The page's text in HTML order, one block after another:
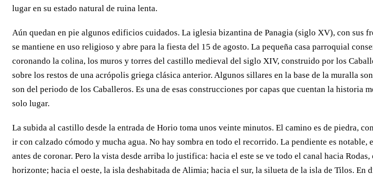
lugar en su estado natural de ruina lenta.
Aún quedan en pie algunos edificios cuidados. La iglesia bizantina de Panagia (siglo XV), con sus
se mantiene en uso religioso y abre para la fiesta del 15 de agosto. La pequeña casa parroquial
coronando la colina, los muros y torres del castillo medieval del siglo XIV, construido por los
sobre los restos de una acrópolis griega clásica anterior. Algunos sillares en la base de la muralla
son del periodo de los Caballeros. Es una de esas construcciones por capas que cuentan la historia
solo lugar.
La subida al castillo desde la entrada de Horio toma unos veinte minutos. El camino es de piedra,
ir con calzado cómodo y mucha agua. No hay sombra en todo el recorrido. La pendiente es notable,
antes de coronar. Pero la vista desde arriba lo justifica: hacia el este se ve todo el canal hacia
horizonte; hacia el oeste, la isla deshabitada de Alimia; hacia el sur, la silueta de la isla de Tilos. En